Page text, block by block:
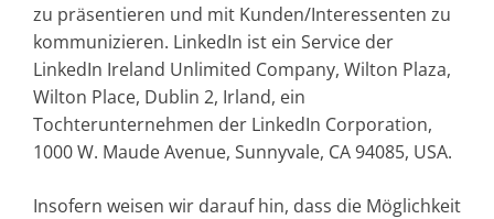
zu präsentieren und mit Kunden/Interessenten zu
kommunizieren. LinkedIn ist ein Service der
LinkedIn Ireland Unlimited Company, Wilton Plaza,
Wilton Place, Dublin 2, Irland, ein
Tochterunternehmen der LinkedIn Corporation,
1000 W. Maude Avenue, Sunnyvale, CA 94085, USA.
Insofern weisen wir darauf hin, dass die Möglichkeit